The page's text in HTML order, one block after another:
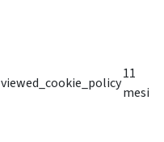
viewed_cookie_policy
11
mesi